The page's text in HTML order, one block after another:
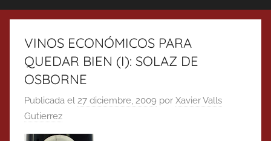
VINOS ECONÓMICOS PARA
QUEDAR BIEN (I): SOLAZ DE
OSBORNE
Publicada el 27 diciembre, 2009 por Xavier Valls
Gutierrez